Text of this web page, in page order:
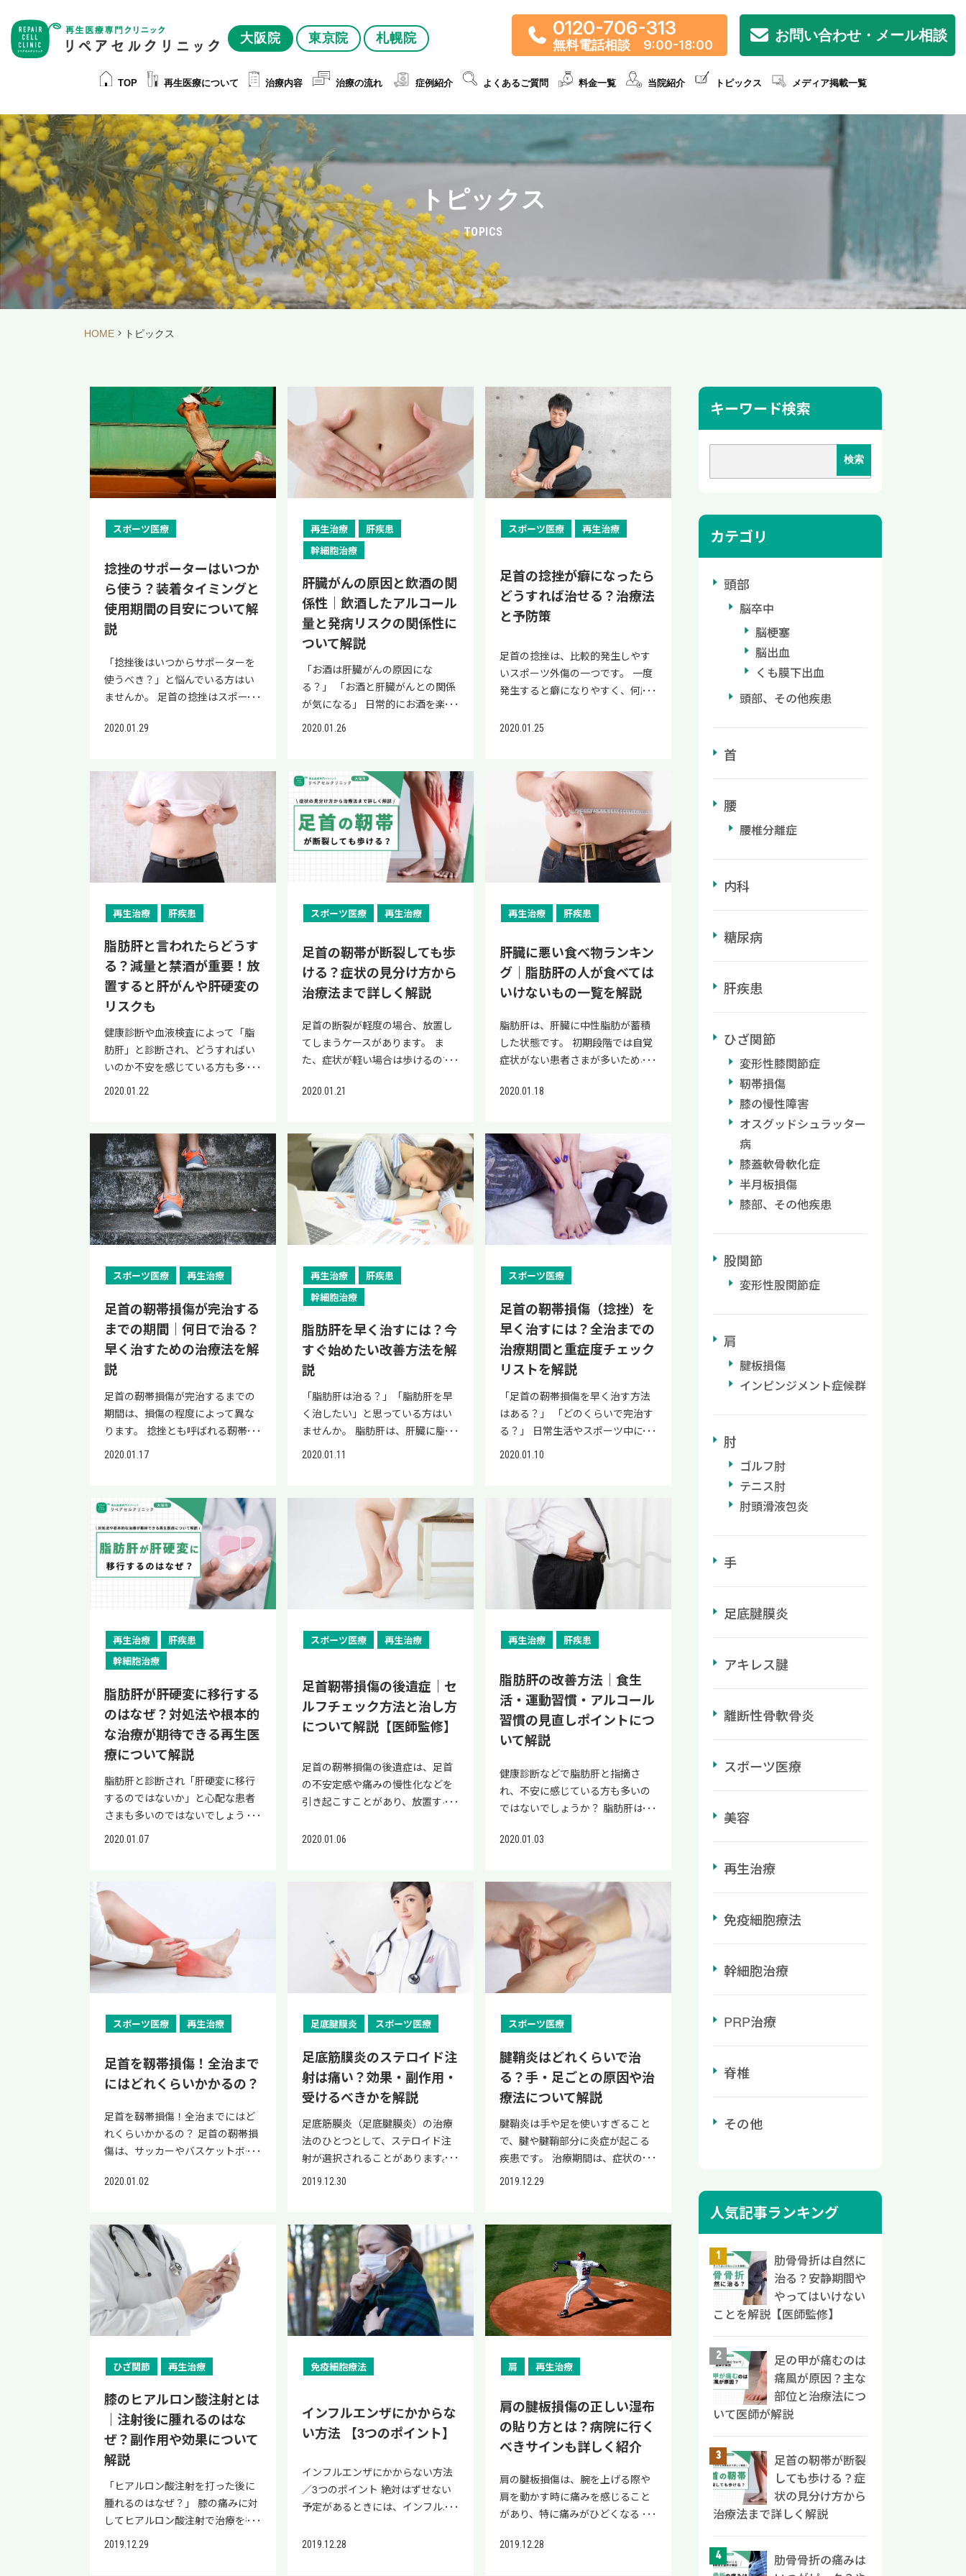
大阪院 東京院 札幌院 0120-706-313
無料電話相談 9:00-18:00
お問い合わせ・メール相談
TOP 再生医療について 治療内容 治療の流れ 症例紹介 よくあるご質問 料金一覧 当院紹介 トピックス メディア掲載一覧
トピックス
TOPICS
HOME トピックス
スポーツ医療
捻挫のサポーターはいつか
ら使う？装着タイミングと
使用期間の目安について解
説
「捻挫後はいつからサポーターを
使うべき？」と悩んでいる方はい
ませんか。 足首の捻挫はスポーツ
りやすいケガです。 捻挫後に正し
が残る場合があるため、注意が必
要です。 本記事では、捻挫後にサ
ポーターを装着するタイミングや
期待できる効果について詳しく解
説します。 捻挫後にサポーターを
正しく活用し、症状の改善を目指
すための参考にしてください。 ま
た、捻挫の早期改善を目指すな
ら、自己細胞を用いた「再生医
療」も選択肢の一つです。 再生医
療は、患者さまの細胞や血液を用
いて自然治癒力を高め、炎症抑制
や損傷した靭帯の再生・修復を促
し、捻挫の早期改善が期待できま
す。 当院リペアセルクリニックで
は、再生医療について無料相談を
実施しております。ぜひご相談く
ださい。 >>再生医療専門の「リペ
アセルクリニック」に無料相談す
使用を開始する時期は、受傷直後
の強い腫れや熱感が落ち着いたタ
イミングが目安となります。 本章
では、サポーターの装着タイミン
グと使用期間の目安について解説
します。 サポーターの装着タイミ
ング 使用期間の目安 以下でそれぞ
れの内容について詳しく見ていき
ましょう。 サポーターの装着タイ
ミング 捻挫の受傷直後はアイシン
グなどの応急処置を優先し、腫れ
が引いた段階からサポーターを装
着し始めましょう。 装着を開始す
る具体的な目安として、以下の状
ださい。 腫れや熱感の減少：患部
の強い腫れや熱感が引いている状
態 激しい痛みの緩和：何もしなく
てもズキズキと痛む状態から、動
からサポーターへの切り替えを勧
められたタイミング 自己判断で早
すぎる段階からサポーターで締め
付けると、血流を妨げて治りを遅
らせる恐れがあるため、患部の状
態を慎重に判断することが重要で
す。 使用期間の目安 サポーターの
使用期間は、痛みの程度や靭帯の
回復具合によって個人差があり、
おおよそ2週間から1カ月程度が目
ーター装着期間 軽度 数日～1週間
程度 中度 2週間から1カ月程度 重
度 1カ月以上 しかし、上記のサポ
ーターの使用期間はあくまで目安
大切です。 正しい処置をとっても
捻挫の症状が良くならない場合
は、早めに医療機関を受診しまし
ょう。 以下の記事では、足首の捻
覧ください。 捻挫に対してサポー
ターに期待できる効果と注意点 捻
挫に対してサポーターを装着する
ことで、患部を安定させて痛みを
和らげ、日常生活や競技復帰への
不安を軽減するサポートを得られ
ます。 一方で使い方を誤るとかえ
め、サポーターの効果と注意点を
ポーターを使用する効果 サポータ
ー活用時の注意点 サポーターの効
果を十分に得られるように、それ
ぞれの内容について詳しく見てい
きましょう。 サポーターを使用す
る効果 足首の捻挫でサポーターに
発防止や関節の安定性の維持など
ます。 関節の固定と安定：ぐらつ
く患部を的確に支え、歩行時や動
作時に生じる痛みを和らげる効果
安心感の付与：再び捻るかもしれ
ないという恐怖心を軽減し、スム
ーズな動きを引き出す心理的メリ
ット 保温による血行促進：素材に
組織の回復を促す環境を整える働
な両面から競技復帰や日常生活に
向けたステップを支えてくれるで
しょう。 しかし、サポーターを装
着したからといって無理をする
ながるため、注意が必要です。 サ
ポーター活用時の注意点 サポータ
ーを活用する際は、長期間の連続
使用や過度な締め付けを避け、患
2020.01.29
再生治療
肝疾患
幹細胞治療
肝臓がんの原因と飲酒の関
係性｜飲酒したアルコール
量と発病リスクの関係性に
ついて解説
「お酒は肝臓がんの原因にな
る？」 「お酒と肝臓がんとの関係
が気になる」 日常的にお酒を楽し
んでいる方で「このまま飲み続け
か。 本記事では、肝臓がんの発病
リスクと飲酒の関係性や、肝臓が
んの原因や予防法について解説し
ます。 肝臓は病気になってもなか
なか症状が現れず、気付きにくい
臓器です。 そのため、治療が遅れ
て肝臓がんになってしまう可能性
ダメージを負った肝臓の修復・再
紹介しているので、参考にしてく
ださい。 肝臓がんの原因と飲酒の
関係性とは 肝臓がんの原因と飲酒
の関係性について解説します。 発
奨される1日あたりの飲酒量 過度
な飲酒は、肝臓がんの原因の一つ
です。 肝臓がんの発症リスクを高
めるお酒の量や、適切な飲酒量を
スクを高めるアルコール量 肝臓が
んの発病リスクを高める1日あたり
の純アルコール摂取量は、男性が
69g以上、女性が23g以上※です。
※出典:国立研究開発法人国立がん
研究センター「飲酒と肝がんリス
ク」 純アルコール量は、お酒を飲
コールの量です。 お酒の種類や度
数が異なると、同じ量を飲んでも
摂取するアルコール量は異なりま
す。 発病リスクを高める1日あた
りのお酒の量を、男女に分けて以
下にまとめました。 お酒の種類
(アルコール度数) 男性(純アルコー
ル量69g程度) 女性(純アルコール
量23g程度) 日本酒(15%) 3合
(540ml)/1日 1合(180ml)/1日 ビー
ロング缶1本(500ml)/1日 チューハ
(350ml)/1日 ワイン(12％) グラス6
杯弱(600ml)/1日 グラス2杯弱
(200ml)/1日 たとえば、1日に3合
以上の日本酒を長い期間に渡って
飲んでいる男性は、肝臓がんの発
病リスクが高くなると考えられま
す。 上記の表以上にお酒を飲んで
いる可能性を疑い、飲酒の習慣を
見直して量を減らしたり、休肝日
る1日あたりの飲酒量 厚生労働省
の「節度ある適度な飲酒」として
推奨される1日あたりの飲酒量は、
コール」 純アルコールで約20gの
飲酒量は、以下の通りです。 ビー
ル:中瓶1本500ml 日本酒:1合180ml
杯弱240ml 肝臓がんが心配な方
また、1日あたりの純アルコール量
が男性で10～19g、女性では9gま
での方が最も死亡率が低い※という
研究結果もあります。 ※出
典:PubMed「アルコールと全死因
死亡率のメタアナリシス:NHMRC
の推奨事項の検証」 健康を意識し
たい方や女性、少量の飲酒で顔が
赤くなる方、65歳以上の方はさら
に量を抑えましょう。 肝臓がんの
主な原因は？お酒以外にも注意 肝
臓がんを引き起こす主な原因は、
アルコールだけでなく肥満や、ウ
イルス性の肝機能障害にも注意し
ましょう。 アルコール性肝炎 非ア
ルコール性肝炎 ウイルス性肝炎 そ
に移行するリスクについて解説し
https://www.youtube.com/watch?
si=lGB4xI8fNAAi4TWM&v=ogtKPP
3x8Mg&feature=youtu.be アルコ
ール性肝炎とは、長期に渡る多量
のアルコール摂取が原因で、肝臓
の細胞が傷つき炎症を起こす疾患
です。 肝臓はアルコールや有害物
きがあるため、アルコールによる
ダメージを受けやすい臓器です。
は、ほとんど自覚症状がないた
め、肝臓がんへ進行する可能性も
やすい 食欲不振 吐き気 微熱 お酒
を飲む期間が長いほどアルコール
性肝炎のリスクは高くなります
みがあります。 飲酒の習慣があ
2020.01.26
スポーツ医療 再生治療
足首の捻挫が癖になったら
どうすれば治せる？治療法
と予防策
足首の捻挫は、比較的発生しやす
いスポーツ外傷の一つです。 一度
発生すると癖になりやすく、何度
捻挫が癖になったら治らないので
本記事では、足首の捻挫が癖にな
った場合どうすれば治せるのか、
治療法や癖になる前の予防策につ
いて解説します。 基本的な治療や
対処法だけでなく、近年注目され
ている「再生医療」についても解
説しているため、捻挫にお悩みの
い。 足首の捻挫が癖になったらど
になってしまった場合の治療・対
処法は、主に以下の3つです。 足
首の捻挫が癖になったら治るまで
安静にする 足首の捻挫が治らない
ときは手術という選択肢もある 再
生医療なら捻挫のリハビリ期間を
短縮できる 足首の関節は身体を支
える重要な役割を担っているた
め、足首の捻挫が癖になってしま
れの治療・対処法について詳しく
見ていきましょう。 足首の捻挫が
癖になったら治るまで安静にする
足首の捻挫を繰り返さないように
するために、早い段階で治療を行
い、完治するまでは激しい動きや
スポーツを控えて安静にすること
適切に治療しないと繰り返すこと
はと不安に思う人もいるでしょ
う。 受傷してから早期に適切な治
療をしなければ、痛みや不安定さ
が残ったり癖になったりして、捻
挫を繰り返してしまう状態になり
やすいです。 足首の捻挫が治らな
いときは手術という選択肢もある
軽度な捻挫であれば保存療法によ
る治療が一般的ですが、靭帯が断
年では、断裂した靭帯を修復する
際に、小さな傷で治療できる「内
視鏡手術」が可能になり、術後の
回復や治療期間が短縮されていま
す。 しかし、捻挫をしてから長期
間経過していると靭帯を縫い合わ
せる「修復術」ができないことも
性的な足首の痛みや不安定さがあ
移植する「靭帯再建術」を行いま
す。 この場合は修復術よりも大掛
かりな手術になり、治療やリハビ
リ期間も長くなります。 再生医療
なら捻挫のリハビリ期間を短縮で
程度で回復しますが、重度の場合
は回復まで3〜6ヶ月程度かかる場
合があります。 そんな足首の捻挫
して、近年では「再生医療」が注
者さまの細胞や血液を用いて、損
傷した靭帯の再生・修復を促すこ
とで捻挫の早期改善を目指す治療
法です。 【再生医療の特徴】 捻挫
のリハビリ期間を短縮できる 自己
細胞のためアレルギーや拒絶反応
のリスクが少ない 長期的な効果の
挫が治らない場合は手術が検討さ
れていましたが、再生医療の研究
が進んだことによって、新たな治
療の可能性が広がっているので
す。 当院リペアセルクリニックで
は、再生医療について無料相談を
実施しております。ぜひご相談く
ださい。 捻挫が癖になるのを防ぐ
ためのポイント 捻挫が癖になるの
です。 本章では、捻挫が癖になる
のを防ぐためのポイントを3つ紹介
していきます。 運動前にはウォー
ミングアップをする サポーターや
テーピングで保護する 歩きやすい
靴を履く 足首の捻挫で悩んでいる
方は、ぜひ実践してみてくださ
プをする スポーツや運動をする前
にはストレッチや体操などのウォ
ーミングアップをすることが重要
です。 ウォーミングアップにより
身体全体が温まることで、関節の
可動域が広がり、捻挫やケガなど
ジオ体操のような全身を動かしな
がら、筋肉や関節を伸ばす方法が
効果的です。 ただし、足首の捻挫
な反動をつけるような準備運動は
2020.01.25
再生治療 肝疾患
脂肪肝と言われたらどうす
る？減量と禁酒が重要！放
置すると肝がんや肝硬変の
リスクも
健康診断や血液検査によって「脂
肪肝」と診断され、どうすればい
いのか不安を感じている方も多い
のではないでしょうか。 しかし、
によって改善が期待できます。 こ
の記事では、脂肪肝と言われたと
きに改善すべき生活習慣について
詳しく解説します。 また、脂肪肝
の治療には、先端医療の一つであ
る再生医療による治療も選択肢と
なります。 ＼脂肪肝に有効な再生
の細胞や血液を用いて自己治癒力
期待できます。 【こんな方は再生
医療をご検討ください】 脂肪肝と
言われ、どのような治療を受けれ
ば良いかわからない 生活習慣を改
善しているけれど症状が改善しな
い 現在の治療では目立った効果が
出ていない 「脂肪肝が治るか不
安」「脂肪肝を早く治したい」と
セルクリニック）で無料カウンセ
リングを行っておりますので、ぜ
ひご相談ください。 ▼まずは脂肪
肝の治療について無料相談！
>>（こちらをクリック）今すぐ電
話相談してみる 以下のページで
は、実際に当院リペアセルクリニ
改善された患者さまの症例を紹介
しています。 >>「脂肪肝の幹細胞
治療でCTが改善！γ―ＧＴＰも半
減に！40代男性」はこちら 脂肪肝
と言われたら生活習慣の改善が重
要 脂肪肝と言われた場合、アルコ
ール性脂肪肝なら禁酒、非アルコ
ール性脂肪肝なら体重の減量を目
指しましょう。 【脂肪肝の主な原
因】 アルコール性脂肪肝：アルコ
ールの過剰摂取による脂肪肝 非ア
（NAFLD）：食生活や生活習慣の
ル性脂肪肝は、2～3カ月の禁酒で
10例中8例で脂肪沈着が消失した
というデータ※があります。 ※出
典：J-STAGE「アルコール性脂肪
肝の禁酒後の経時的病理組織学的
変化について」 小規模研究のた
が、アルコール性脂肪肝の場合
は、とにかく禁酒することが重要
肪肝は体重の5%を減らすと58%で
非アルコール性脂肪肝炎が消失
ルコール性脂肪肝炎が消失したデ
ータ※があります。 ※出典：
PubMed 非アルコール性脂肪肝
って生じるため、生活習慣を整
ると良いでしょう。 脂肪肝と言わ
れたら食生活を改善しよう 脂肪肝
と言われたら、日々の食事内容や
食べる量を見直すことが大切で
す。 本章では、食生活を改善する
際に重要な考え方について解説し
ます。 脂肪肝改善のための食品選
自分に合った食事量の考え方 食生
活の改善をするうえ、食品選びか
ら始める必要がありますので、参
考にしてください。 脂肪肝改善の
ための食品選び 中性脂肪が肝臓に
たまるのを防ぐために、以下のよ
うな食品を意識的に取り入れまし
ょう。 ミネラルやビタミン:野菜、
きのこ、海藻など 良質なタンパク
質:魚介類、肉類、豆類など お菓子
ジなどの加工食品は、脂質・糖分
2020.01.22
スポーツ医療 再生治療
足首の靭帯が断裂しても歩
ける？症状の見分け方から
治療法まで詳しく解説
足首の断裂が軽度の場合、放置し
てしまうケースがあります。 ま
た、症状が軽い場合は歩けるので
いでしょうか。 本記事では、足首
場合のリスクについてお伝えしま
す。 後遺症や症状の悪化に悩まさ
れないように、適切な処置を受け
ましょう。 足首の靭帯断裂（損
傷）は軽度なら歩けるが注意は必
要！ 足首の靱帯損傷が軽度の場
合、推奨はしませんが歩くことは
可能です。 歩けるケース 軽度な足
首の靭帯断裂（損傷） 歩行が困難
なケース 完全断裂や複数カ所の靭
て無理に運動を続けたり、病院に
行かずに放置したりすると、症状
が悪化するおそれがあります。 損
に戻すことは困難です。そのまま
放置すると再発を繰り返す原因に
もなります。 そのため自己の判断
ではなく、違和感を感じたら医療
首に痛みがある場合、靭帯を断裂
（損傷）しているか判断するため
に、以下をチェックしましょう。
靭帯損傷の症状は損傷の程度によ
っても異なりますが、受傷後に痛
みがある、関節に違和感がある場
合は靭帯断裂（損傷）の疑いがあ
ります。 痛みや腫れがある場合
は、軽度だからと放置せず、早め
首の靭帯断裂（損傷）を放置する
リスク 足首の靭帯断裂（損傷）を
放置すると、以下のようなリスク
があります。 慢性不安定性 足首が
傷するリスクが上がる 痛みが持続
する 適切に治療されないと痛みや
腫れが続くことがある 関節炎のリ
来的な関節炎の発症リスクが上が
て正常に回復が難しくなる 靭帯断
裂（損傷）を放置すると、関節炎
などの他の疾患の原因になるケー
スもあります。また、足首の正常
な機能が失われる場合も考えられ
ます。 足首の靭帯断裂（損傷）を
放置して悪化させないため、痛み
しましょう。 足首の靭帯断裂（損
足首の内くるぶし、外くるぶし、
踵骨をつなぐ3つの靭帯のことを指
します。 足首の靭帯断裂（損傷）
首を捻る 無理な動きをする 足首を
捻る、無理な動きをすると靭帯が
関節を支えようと伸縮します。そ
のときにかかる大きな力が靭帯断
特徴があります。 炎症による腫れ
内出血による患部の変色 歩行時の
痛み 足首を捻挫していて内出血し
ている場合は、靭帯が断裂（損
傷）している可能性が高いです。
足首の靭帯の断裂（損傷）は、足
関節外側（内側）靭帯損傷と呼ば
首の靭帯断裂（損傷）には主に以
損傷 足関節を外側から支えている
靭帯の損傷 踵腓靭帯損傷 足関節を
外側から下方に支えている靭帯の
から後方に支えている靭帯の損傷
靭帯断裂（損傷）の中では、前距
腓靭帯損傷が一番多く見られ、次
靭帯損傷はまれに見られます。 足
2020.01.21
再生治療 肝疾患
肝臓に悪い食べ物ランキン
グ｜脂肪肝の人が食べては
いけないもの一覧を解説
脂肪肝は、肝臓に中性脂肪が蓄積
した状態です。 初期段階では自覚
症状がない患者さまが多いため、
ースも見られます。 脂肪肝の方
ください。 本記事では、脂肪肝の
人が食べてはいけない食べ物を一
覧にして紹介します。 毎日の食習
慣を見直して、脂肪肝の改善を目
指しましょう。 肝臓に悪い食べ
物・飲み物とは？ 肝臓に悪い影響
を与える可能性のある食べ物・飲
み物は、主に以下の3つがありま
す。 お酒（アルコール） 糖質の多
い果物や菓子 揚げ物 脂肪肝は、食
生活や運動習慣を改善することで
改善される可能性があるのです。
なぜこの3つを食べてはいけないの
か、理由も添えて解説します。 お
酒 お酒は、脂肪肝のリスクを高め
る主な要因です。アルコールが分
解される過程で中性脂肪が生成さ
れ、肝臓に蓄積しやすくなるため
です。 お酒の飲み過ぎはアルコー
禁酒によって改善する可能性があ
ります。アルコール性脂肪肝の場
合は、症状が改善した後も禁酒を
続けて再発を防ぐケースがありま
す。 しかし、非アルコール性脂肪
肝の場合は医師の許可のもと飲酒
できる可能性はあります。 厚生労
働省が推奨する1日のアルコール摂
取量の目安を以下にまとめまし
ビール 中瓶1本（500ml） 清酒 1
合（180ml） ウイスキー・ブラン
デー ダブル（60ml） 焼酎 0.5合
（80ml） ワイン グラス2杯
（200ml） 脂肪肝を予防したいと
いう方は、上記の摂取量を目安に
飲みすぎには注意しましょう。 糖
質の多い果物や菓子 糖質が多い食
が肝臓で中性脂肪に変わり、脂肪
に含まれるショ糖は、米などに含
まれる糖質よりも中性脂肪が肝臓
にたまりやすい性質を持っていま
す。果物に多く含まれる果糖も吸
収が早く、肝臓で中性脂肪に変わ
りやすいので注意が必要です。 揚
げ物 揚げ物は脂質が多いため、食
た、肥満の原因になるだけではな
があります。 肝臓は脂質をエネル
ギー源として利用したり、体に必
要な物質に作り替える働きがあり
されて肝機能の低下を招く可能性
があるのです。 脂質の過剰摂取を
防ぐために、揚げ物は週に1～2回
ほどに抑えるようにしましょう。
べき食べ物について一覧にしてい
ます。 以下で挙げる食べ物を頻繁
に摂取している方は、食生活の見
直しを検討しましょう。 避けた方
が良いもの 主な食べ物・飲み物 糖
質の高いもの 菓子パン、果物、コ
ーラなどの加糖飲料 脂質の高いも
身など 菓子パンは便利で手軽です
です。毎日の朝食で食べる機会が
多い方は、可能な限り控えてくだ
さい。 また、健康のために果物を
毎日摂取するように心がけている
方もいるかもしれませんが、脂肪
肝の人では、摂取量や状況によっ
ては逆効果となる可能性がありま
菓子パンを控えましょう。 肝臓・
2020.01.18
スポーツ医療 再生治療
足首の靭帯損傷が完治する
までの期間｜何日で治る？
早く治すための治療法を解
説
足首の靭帯損傷が完治するまでの
期間は、損傷の程度によって異な
ります。 捻挫とも呼ばれる靭帯損
傷ですが、軽いケガだと思って放
能性があります。 「まだ我慢でき
るから」「少し様子を見よう」と
そのままにしてしまった結果、靭
帯が緩んだまま慢性化したり、何
度も捻挫を繰り返したりするケー
スも少なくありません。 再発や後
遺症を防ぐためにも、適切な治療
を休止するなどの対策が必要で
す。 本記事では、足首の靭帯損傷
が完治までにかかる期間や損傷の
重症度に応じた治療・リハビリの
流れについて、わかりやすく解説
します。 「捻挫を早く治したい」
「薬ばかりに頼らず治したい」と
考えている方にも役立つ情報をま
とめているので、ぜひ最後までご
覧ください。 足首靭帯損傷の完治
期間【程度別】 足首の靭帯損傷の
のとおりです。 損傷の程度 完治期
4週間程度 中度の靭帯損傷（Ⅱ
度） 靭帯の部分断裂 4〜8週間程
度 重度の靭帯損傷（Ⅲ度） 靭帯の
完全断裂 3～6カ月程度 捻挫とも
呼ばれる靭帯損傷は、損傷の程度
によって3段階に分類されます。
り、症状が重くなればなるほど完
治に時間がかかります。 仕事やス
って、自己判断で改善トレーニン
グを行うのは、症状の悪化につな
傷を早く治すには、医療機関を受
診し、医師の指示に従うことが重
要です。 足首靭帯損傷の症状 足首
以下のとおりです。 損傷の程度 主
感 軽度の腫脹 中度の靭帯損傷（Ⅱ
度） 疼痛 体重をかけた歩行が困難
になる 重度の靭帯損傷（Ⅲ度） 重
度の腫脹 疼痛 内出血 歩行困難 足
首の靭帯を損傷すると、疼痛によ
り動きが制限され、しゃがむ動作
や歩行などがしにくくなります。
状が悪化する恐れがあるため、症
状が現れたら早期から治療を行う
ことが大切です。 足首損傷程度の
治療法 足首靭帯損傷の治療法は、
以下のとおりです。 損傷の程度 主
な治療内容 靭帯が伸びる程度の損
傷（Ⅰ度） アイシングとテーピン
グなどの処置 靭帯の部分断裂（Ⅱ
度） ギプスによる固定処置 靭帯の
完全断裂（Ⅲ度） 手術 治療内容
す。 軽度（Ⅰ度）～中度（Ⅱ度）
2020.01.17
再生治療
肝疾患
幹細胞治療
脂肪肝を早く治すには？今
すぐ始めたい改善方法を解
説
「脂肪肝は治る？」「脂肪肝を早
く治したい」と思っている方はい
ませんか。 脂肪肝は、肝臓に脂肪
が過剰に蓄積した状態であり、進
て改善に要する期間は異なります
が、生活習慣を見直すことで、脂
肪肝の改善が期待できます。 本記
事では、脂肪肝の早期改善を目指
すための方法について、詳しく解
説します。 脂肪肝が重症化する前
に、生活習慣を見直したり、医療
肪肝を放置しないで！早期治療が
の「アルコール性脂肪肝
（ALD）」と、肥満・糖尿病・脂
質異常症などの代謝異常が原因と
疾患（MASLD）」の2つがありま
す。 代謝機能障害関連脂肪性肝疾
患（MASLD）※はさらに、以下の2
つの病型に分類されます。 ※2023
MASLD/MASHに名称変更 単純性
積しているが、炎症や組織の損傷
がない比較的軽度の状態 脂肪性肝
炎（MASH） 脂肪蓄積に加えて、
肝臓の炎症や線維化が起きている
進行性の病態 こうした脂肪肝をそ
のままにしておくと、以下のよう
な重大な病気に進行する恐れがあ
とが重要です。 脂肪肝炎 肝硬変
肝がん 心疾患（狭心症・心筋梗塞
など） 肝機能の低下 肝臓は人間の
体のなかで最大の内臓ですが、機
能低下や病期の進行に気づくこと
が難しいため、「沈黙の臓器」と
呼ばれます。 重篤な状態になって
からでは治療が難しくなることも
あるので症状がないからといって
肪肝を指摘された段階で医療機関
変に移行する理由については、以
下の記事で詳しく解説しています
ので合わせてご覧ください。 脂肪
肝の改善が期待できる！見直した
い生活習慣のポイントを紹介 脂肪
肝の改善を目指すには、以下のポ
イントに注意して生活習慣を見直
質と脂質の摂取量を見直す 運動習
慣｜有酸素運動や筋力トレーニン
の5～10％を減らすことが推奨さ
れる 禁酒・節酒｜お酒の飲み過ぎ
睡眠時無呼吸症候群は脂肪肝のリ
スクに 無理なく継続できるよう生
活習慣を工夫し、改善目標を設定
を目指すには、以下の糖質と脂質
2020.01.11
スポーツ医療
足首の靭帯損傷（捻挫）を
早く治すには？全治までの
治療期間と重症度チェック
リストを解説
「足首の靭帯損傷を早く治す方法
はある？」 「どのくらいで完治す
る？」 日常生活やスポーツ中に段
差や着地のズレで、思いがけず足
損傷（捻挫）は、軽いケガと見ら
れやすいですが、歩行時の痛みに
よって日常生活にも支障が出るた
め、適切な治療法が欠かせませ
ん。 本記事では、足首の靭帯損傷
（捻挫）の重症度の見分け方か
ら、早期回復を目指すための正し
挫の重症度をチェックし、自分に
復への近道です。 また、早期回復
を目指す方にとって、先端医療で
ある再生医療によるアプローチも
有力な選択肢になります。 当院リ
ペアセルクリニックの公式LINEで
料で配信しているため、ぜひチェ
ックしてみてください。 まずは足
首の靭帯損傷の重症度をチェック
に靭帯損傷の重症度がどの程度な
の程度を判断する3つの分類 重症
度チェックリストで自己診断 靭帯
損傷の治療は損傷の程度によって
治療方法が異なります。 足を地面
につけるだけで痛い場合や足首が
腫れている場合は、骨に異常をき
たしているケースも考えられるた
ょう。 靭帯損傷の程度を判断する
3つの分類 靭帯損傷の程度はⅠ度
～Ⅲ度に分類され、数字が上がる
につれて損傷の程度が強くなりま
す。 Ⅰ度（軽度） 足首の靭帯が伸
びた状態 数週間から1カ月程度で
回復するケースが多い Ⅱ度（中等
度） 靭帯の一部が切れた状態 回復
まで1カ月から3カ月程度かかる Ⅲ
態 歩行補助器具が必要になるケー
かる負荷によって損傷が起きてい
る状態です。 一言に靭帯損傷とい
ってもその状態は、靭帯が伸びて
いるものから断裂まで程度に違い
があります。 重症度チェックリス
トで自己診断 靭帯損傷における重
症度のチェック項目は、以下のと
ある 足首の外側、内側が腫れてい
る くるぶしの外側、内側を押すと
みがある 痛みで歩くのが難しい 足
を地面につけると痛みがある 上記
のリストに当てはまる項目が多い
の捻挫は、腫れがないなど見た目
では問題なさそうに見えても、重
い症状であるケースが珍しくあり
治療が大切なので、チェック項目
2020.01.10
再生治療
肝疾患
幹細胞治療
脂肪肝が肝硬変に移行する
のはなぜ？対処法や根本的
な治療が期待できる再生医
療について解説
脂肪肝と診断され「肝硬変に移行
するのではないか」と心配な患者
さまも多いのではないでしょう
か。 この記事では、脂肪肝が肝硬
がある疾患です。 脂肪肝が肝硬変
へ移行する仕組みを理解し、早期
に対策ができるようにしましょ
う。 また、脂肪肝によって損傷し
た細胞の再生を図る再生医療につ
いても紹介しているので、参考に
に移行するメカニズム 脂肪肝とは
害物質の解毒や胆汁の生成などの
肝機能が低下してしまう疾患のこ
とです。 脂肪肝が進行すると肝臓
変になる恐れがあります。 脂肪肝
と肝硬変の関係性 脂肪肝から肝硬
変に移行する期間・確率 肝硬変に
なると肝臓がんのリスクにつなが
してしまうのか解説します。 脂肪
肝と肝硬変の関係性 脂肪肝によっ
て肝臓に脂肪が異常蓄積される状
態が長期に及ぶと、肝臓が損傷し
て線維化という現象が起こりま
す。 線維化が肝臓に拡がった状態
の疾患を肝硬変と呼びます。 脂肪
ぞれ以下のとおりです。 疾患名 回
脂肪肝 見込みあり ・飲酒 ・肥満
・糖尿病 など ・肝臓に中性脂肪が
異常に蓄積される ・肝細胞の破壊
と修復を繰り返す 肝硬変 従来の治
療では、元に戻らないとされる ・
脂肪肝 ・肝炎ウイルス など ・肝
臓内に線維組織が増えて肝臓が硬
くなる 脂肪肝が肝硬変へ移行する
と肝臓の機能が低下するため、老
2020.01.07
スポーツ医療 再生治療
足首靭帯損傷の後遺症｜セ
ルフチェック方法と治し方
について解説【医師監修】
足首の靭帯損傷の後遺症は、足首
の不安定感や痛みの慢性化などを
引き起こすことがあり、放置する
す。 初期治療が不十分だった場合
があるため注意が必要です。 この
記事では、足首靭帯損傷後の代表
的な後遺症やセルフチェック方
法、治療法について解説します。
足首靭帯損傷の後遺症には、保存
療法や手術療法のほか、再生医療
といった新しい治療の選択肢もあ
帯や軟部組織の回復を促すことを
療分野でも注目されています。 た
だし、自由診療となるケースが多
く、効果には個人差があるため、
相談することが大切です。 再生医
療について詳しく知りたい方は、
当院リペアセルクリニックにご相
談ください。 足首靭帯損傷で起こ
の不安定感 痛みの慢性化 関節の可
動域制限（機能障害） 二次的な損
傷 適切な治療やリハビリを行わな
かった場合、上記のような後遺症
が起こる可能性があります。 以下
では、それぞれの症状について詳
しく解説します。 足首の不安定感
症」と呼ばれます。足首の捻挫を
足関節症へ進行する場合もありま
す。 靭帯には関節を安定感を保つ
役割があり、足首靭帯損傷が完治
行うと、足関節の安定性が低下す
る可能性があります。 治療後はギ
プス固定や適切なリハビリテーシ
でトレーニングや競技などは行わ
2020.01.06
再生治療 肝疾患
脂肪肝の改善方法｜食生
活・運動習慣・アルコール
習慣の見直しポイントにつ
いて解説
健康診断などで脂肪肝と指摘さ
れ、不安に感じている方も多いの
ではないでしょうか？ 脂肪肝は自
れやすい一方で、放置すれば肝
す。 しかし、脂肪肝は早期に適切
な対応を取れば、生活習慣の見直
しで改善が期待できる病気でもあ
ります。 この記事では、脂肪肝を
改善するための具体的な方法につ
いて解説します。 重症化する前の
今こそ、生活習慣を見直し、肝臓
をいたわる行動を始めましょう。
近年の脂肪肝治療では、患者さま
の幹細胞や血液を用いて、体内の
組織や臓器へアプローチする「再
生医療」が注目されています。 実
際に当院リペアセルクリニックの
幹細胞治療（再生医療）によって
脂肪肝が改善した症例も多数ある
ため、併せて参考にしてくださ
改善した症例（40代男性）はこち
詳しく知りたい」という方は、ぜ
ひお気軽にご相談ください。 脂肪
肝の改善方法①：食生活の改善 脂
肪肝の改善が期待できる方法は、
以下のとおりです。 バランスの良
い食事を摂る 脂質・糖質の過剰摂
取を避ける 活動レベルに応じた食
数カ月～数年かかるとされ、すぐ
に改善される病気ではありませ
しょう。 バランスの良い食事を摂
る 脂肪肝を改善するためには、主
食、主菜、副菜を基本とした、バ
要です。 主食は米やうどんなど穀
類を1品、主菜は魚、肉、卵、大豆
などタンパク質を1品、副菜は野
食事の形となります。 主食や主菜
2020.01.03
スポーツ医療 再生治療
足首を靱帯損傷！全治まで
にはどれくらいかかるの？
足首を靱帯損傷！全治までにはど
れくらいかかるの？ 足首の靭帯損
傷は、サッカーやバスケットボー
ケガですが、日常生活の中でも段
たケガではないと思ってしまう方
もいるかもしれませんが、全治ま
で適切な治療が必要です。 日常生
活にも不便があれば、早く治した
い！と思いますし、スポーツをし
ている方ならどれくらいで全治に
なるのか心配になると思います。
そこで今回は、足首の靭帯損傷を
起こした場合、どのくらいで全治
になるのかについて解説します。
足首の靭帯損傷はどのくらいの期
間で全治になる？ 足首の靱帯損傷
を起こした場合、全治までの時間
は症状の程度によっても異なりま
すが、一般的には数週間から数カ
月です。スポーツをする方にとっ
ては、全治までの期間が長く感じ
足首の靭帯損傷は初期の治療を怠
2020.01.02
足底腱膜炎 スポーツ医療
足底筋膜炎のステロイド注
射は痛い？効果・副作用・
受けるべきかを解説
足底筋膜炎（足底腱膜炎）の治療
法のひとつとして、ステロイド注
射が選択されることがあります。
強い抗炎症作用により、短期間で
はどのくらい痛いのか？」「副作
用はあるのか？」といった、不安
を感じている方も多いのではない
でしょうか？ 本記事では、足底筋
膜炎に対するステロイド注射の痛
みについて解説します。 ステロイ
ド注射の副作用についても紹介し
えられるか不安」「本当に効果が
に、慢性的に続く足底筋膜炎の痛
みに対しては、再生医療という新
では自身の血液から抽出した血小
板を用い、成長因子の働きによっ
て炎症を抑えながら損傷した組織
自然治癒力を高めることで、根本
2019.12.30
スポーツ医療
腱鞘炎はどれくらいで治
る？手・足ごとの原因や治
療法について解説
腱鞘炎は手や足を使いすぎること
で、腱や腱鞘部分に炎症が起こる
疾患です。 治療期間は、症状の程
度によって数週間から数カ月と個
方もいるでしょう。 本記事では、
腱鞘炎の治療期間や治療方法につ
いて詳しく解説します。 腱鞘炎に
なる原因や治療方法を確認し、早
いうちから治療を始められるよう
にしましょう。 腱鞘炎の治療期間
について【どれくらいで治る？】
週間から数カ月ですが、重症の場
す。腱鞘炎は手や足を使いすぎる
と発症する疾患ですが、部位や症
状の程度によって治療期間が異な
ります。 症状の重さと治療方法の
るため、早いうちから適切な治療
を開始することが大切です。 症状
が慢性化しないように、腱鞘炎に
なったときは手や足を休めること
2019.12.29
ひざ関節 再生治療
膝のヒアルロン酸注射とは
｜注射後に腫れるのはな
ぜ？副作用や効果について
解説
「ヒアルロン酸注射を打った後に
腫れるのはなぜ？」 膝の痛みに対
してヒアルロン酸注射で治療を行
ったけれど、腫れなどの副作用に
2019.12.29
免疫細胞療法
インフルエンザにかからな
い方法 【3つのポイント】
インフルエンザにかからない方法
／3つのポイント 絶対はずせない
予定があるときには、インフルエ
しかし、インフルエンザにかから
2019.12.28
肩 再生治療
肩の腱板損傷の正しい湿布
の貼り方とは？病院に行く
べきサインも詳しく紹介
肩の腱板損傷は、腕を上げる際や
肩を動かす時に痛みを感じること
があり、特に痛みがひどくなると
ります。 正しい湿布の貼り方を把
2019.12.28
キーワード検索
カテゴリ
頭部
脳卒中
脳梗塞
脳出血
くも膜下出血
頭部、その他疾患
首
腰
腰椎分離症
内科
糖尿病
肝疾患
ひざ関節
変形性膝関節症
靭帯損傷
膝の慢性障害
オスグッドシュラッター
病
膝蓋軟骨軟化症
半月板損傷
膝部、その他疾患
股関節
変形性股関節症
肩
腱板損傷
インピンジメント症候群
肘
ゴルフ肘
テニス肘
肘頭滑液包炎
手
足底腱膜炎
アキレス腱
離断性骨軟骨炎
スポーツ医療
美容
再生治療
免疫細胞療法
幹細胞治療
PRP治療
脊椎
その他
人気記事ランキング
肋骨骨折は自然に
治る？安静期間や
やってはいけない
ことを解説【医師監修】
足の甲が痛むのは
痛風が原因？主な
部位と治療法につ
いて医師が解説
足首の靭帯が断裂
しても歩ける？症
状の見分け方から
治療法まで詳しく解説
肋骨骨折の痛みは